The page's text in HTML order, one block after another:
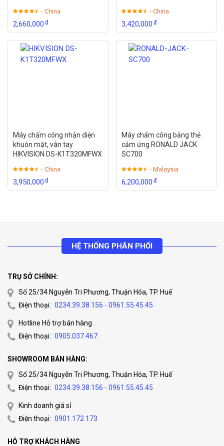
- China
2,660,000₫
- China
3,420,000₫
Máy chấm công nhận diện
khuôn mặt, vân tay
HIKVISION DS-K1T320MFWX
- China
3,950,000₫
Máy chấm công bằng thẻ
cảm ứng RONALD JACK
SC700
- Malaysia
6,200,000₫
HỆ THỐNG PHÂN PHỐI
TRỤ SỞ CHÍNH:
Số 25/34 Nguyễn Tri Phương, Thuận Hóa, TP. Huế
Điện thoại: 0234.39.38.156 - 0961.55.45.45
Hotline Hỗ trợ bán hàng
Điện thoại: 0905.037.467
SHOWROOM BÁN HÀNG:
Số 25/34 Nguyễn Tri Phương, Thuận Hóa, TP. Huế
Điện thoại: 0234.39.38.156 - 0961.55.45.45
Kinh doanh giá sỉ
Điện thoại: 0901.172.173
HỖ TRỢ KHÁCH HÀNG